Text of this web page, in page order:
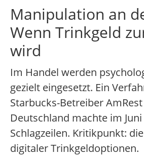
Manipulation an
Wenn Trinkgeld
wird
Im Handel werden
gezielt eingesetzt. Ein
Starbucks-Betreiber
Deutschland machte im Juni
Schlagzeilen. Kritikpunkt:
digitaler Trinkgeldoptionen.